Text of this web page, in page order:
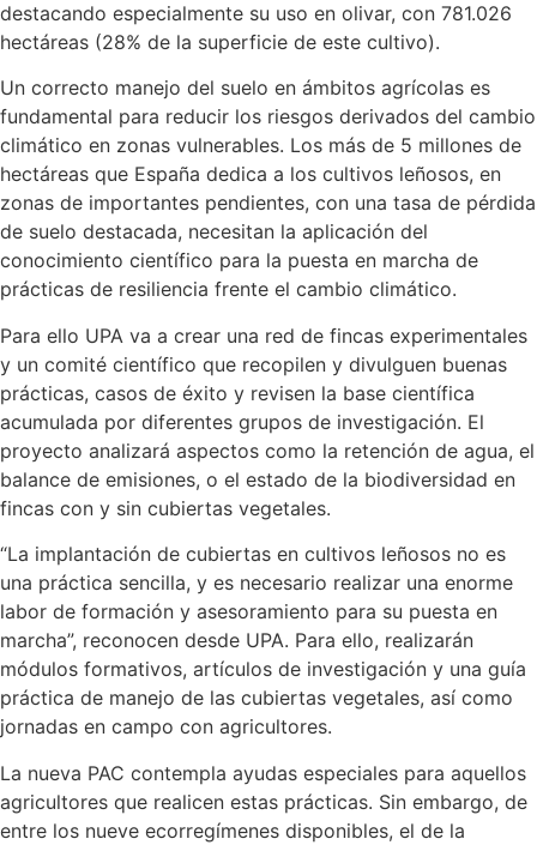
destacando especialmente su uso en olivar, con 781.026
hectáreas (28% de la superficie de este cultivo).
Un correcto manejo del suelo en ámbitos agrícolas es
fundamental para reducir los riesgos derivados del cambio
climático en zonas vulnerables. Los más de 5 millones de
hectáreas que España dedica a los cultivos leñosos, en
zonas de importantes pendientes, con una tasa de pérdida
de suelo destacada, necesitan la aplicación del
conocimiento científico para la puesta en marcha de
prácticas de resiliencia frente el cambio climático.
Para ello UPA va a crear una red de fincas experimentales
y un comité científico que recopilen y divulguen buenas
prácticas, casos de éxito y revisen la base científica
acumulada por diferentes grupos de investigación. El
proyecto analizará aspectos como la retención de agua, el
balance de emisiones, o el estado de la biodiversidad en
fincas con y sin cubiertas vegetales.
“La implantación de cubiertas en cultivos leñosos no es
una práctica sencilla, y es necesario realizar una enorme
labor de formación y asesoramiento para su puesta en
marcha”, reconocen desde UPA. Para ello, realizarán
módulos formativos, artículos de investigación y una guía
práctica de manejo de las cubiertas vegetales, así como
jornadas en campo con agricultores.
La nueva PAC contempla ayudas especiales para aquellos
agricultores que realicen estas prácticas. Sin embargo, de
entre los nueve ecorregímenes disponibles, el de la